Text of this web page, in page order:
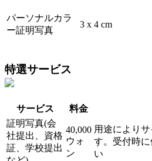
パーソナルカラ
ー証明写真
3 x 4 cm
特選サービス
サービス 料金
証明写真(会
社提出、資格
証、学校提出
40,000
ウォ
ン
用途により
す。受付時
い